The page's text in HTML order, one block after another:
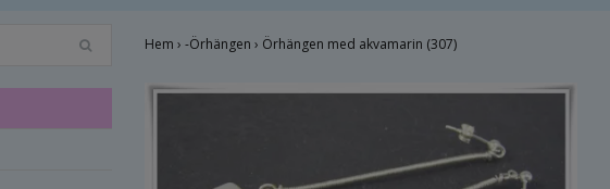
Hem › -Örhängen › Örhängen med akvamarin (307)